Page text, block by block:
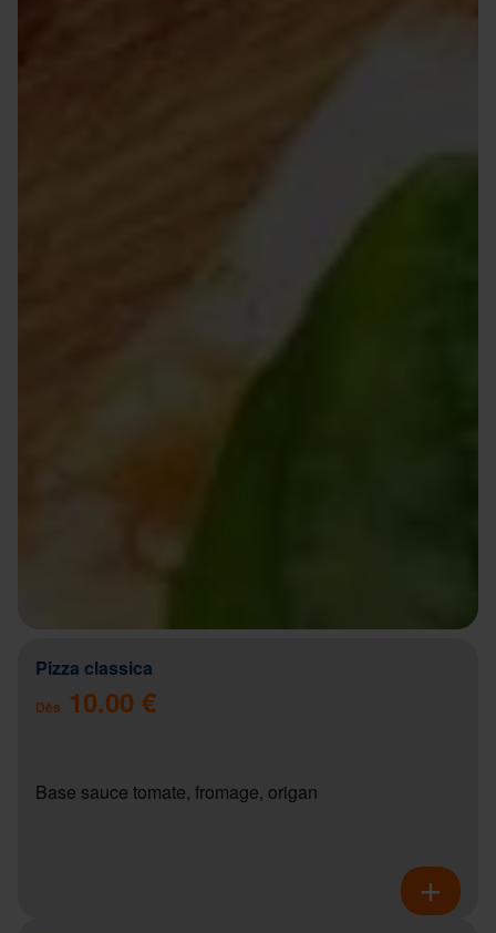
Pizza classica
Dès 10.00 €
Base sauce tomate, fromage, origan